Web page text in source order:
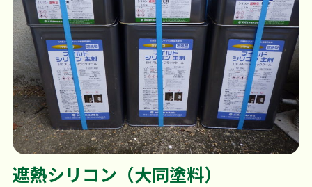
遮熱シリコン（大同塗料）